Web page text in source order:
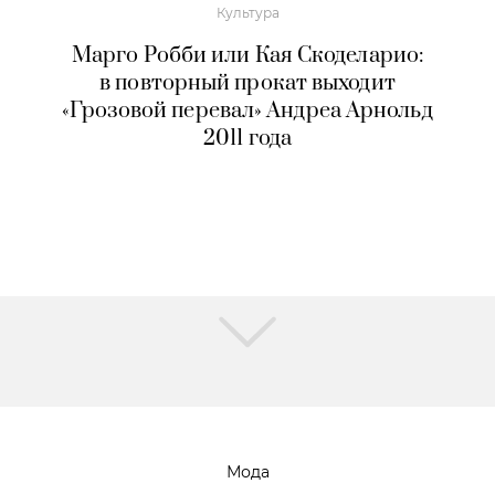
Культура
Марго Робби или Кая Скоделарио:
в повторный прокат выходит
«Грозовой перевал» Андреа Арнольд
2011 года
Мода